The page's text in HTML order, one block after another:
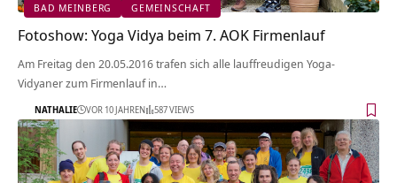
BAD MEINBERG GEMEINSCHAFT
Fotoshow: Yoga Vidya beim 7. AOK Firmenlauf
Am Freitag den 20.05.2016 trafen sich alle lauffreudigen Yoga-
Vidyaner zum Firmenlauf in…
NATHALIE VOR 10 JAHREN 587 VIEWS